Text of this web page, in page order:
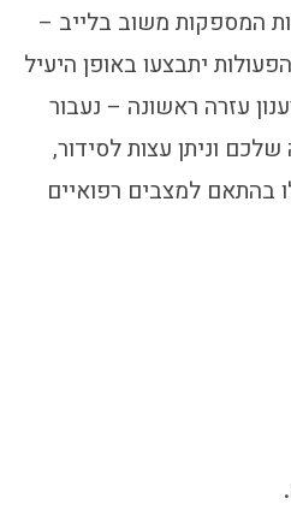
המספקות משוב בלייב –
יתבצעו באופן היעיל
עזרה ראשונה – נעבור
וניתן עצות לסידור,
בהתאם למצבים רפואיים